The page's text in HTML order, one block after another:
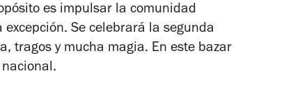
es impulsar la comunidad
Se celebrará la segunda
tragos y mucha magia. En este bazar